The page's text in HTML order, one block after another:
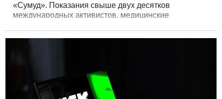
«Сумуд». Показания свыше двух десятков
международных активистов, медицинские
категорически отрицают обвинения, называя их
сфабрикованной акцией по дискредитации
государства.